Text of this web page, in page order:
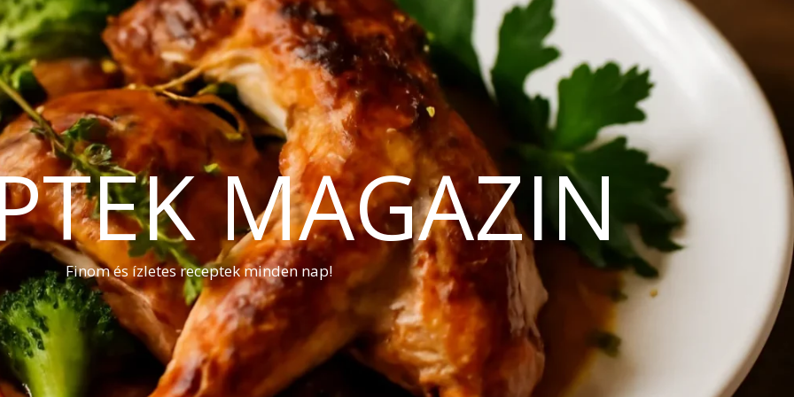
MAGAZIN
Finom és ízletes receptek minden nap!